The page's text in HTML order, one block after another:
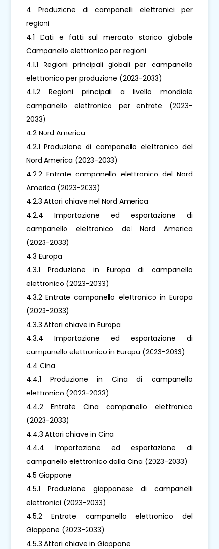
4 Produzione di campanelli elettronici per
regioni
4.1 Dati e fatti sul mercato storico globale
Campanello elettronico per regioni
4.1.1 Regioni principali globali per campanello
elettronico per produzione (2023-2033)
4.1.2 Regioni principali a livello mondiale
campanello elettronico per entrate (2023-
2033)
4.2 Nord America
4.2.1 Produzione di campanello elettronico del
Nord America (2023-2033)
4.2.2 Entrate campanello elettronico del Nord
America (2023-2033)
4.2.3 Attori chiave nel Nord America
4.2.4 Importazione ed esportazione di
campanello elettronico del Nord America
(2023-2033)
4.3 Europa
4.3.1 Produzione in Europa di campanello
elettronico (2023-2033)
4.3.2 Entrate campanello elettronico in Europa
(2023-2033)
4.3.3 Attori chiave in Europa
4.3.4 Importazione ed esportazione di
campanello elettronico in Europa (2023-2033)
4.4 Cina
4.4.1 Produzione in Cina di campanello
elettronico (2023-2033)
4.4.2 Entrate Cina campanello elettronico
(2023-2033)
4.4.3 Attori chiave in Cina
4.4.4 Importazione ed esportazione di
campanello elettronico dalla Cina (2023-2033)
4.5 Giappone
4.5.1 Produzione giapponese di campanelli
elettronici (2023-2033)
4.5.2 Entrate campanello elettronico del
Giappone (2023-2033)
4.5.3 Attori chiave in Giappone